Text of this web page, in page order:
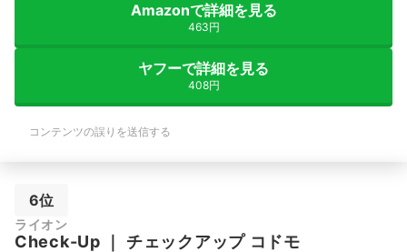
Amazonで詳細を見る
463円
ヤフーで詳細を見る
408円
コンテンツの誤りを送信する
6位
ライオン
Check-Up チェックアップ コドモ